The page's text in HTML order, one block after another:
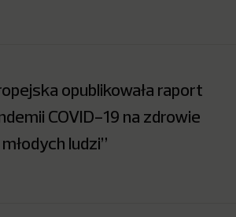
opublikowała raport
COVID-19 na zdrowie
ludzi”